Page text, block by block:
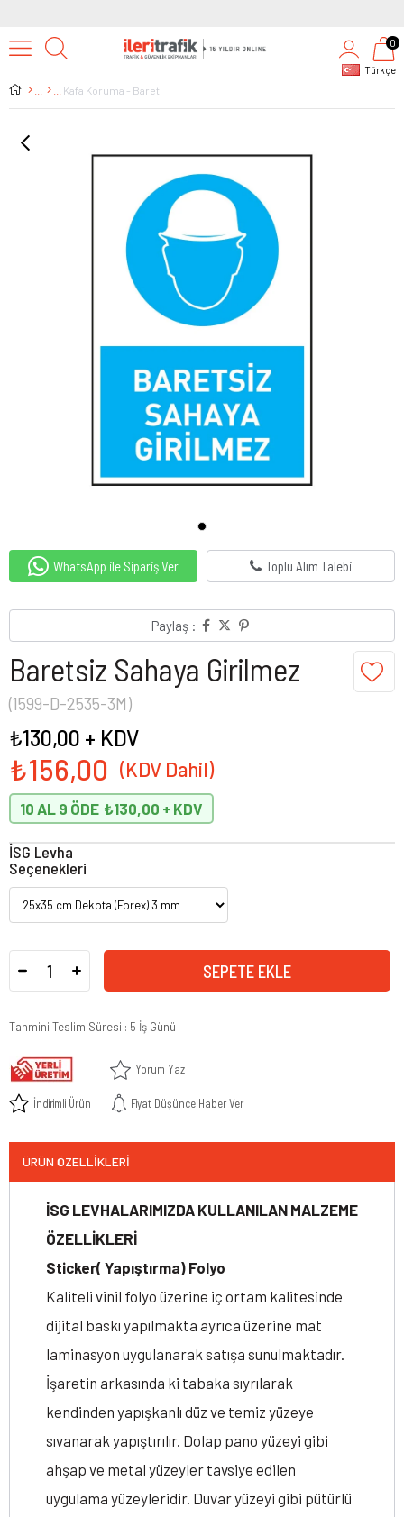
Türkçe
0
Kafa Koruma - Baret
WhatsApp ile Sipariş Ver Toplu Alım Talebi
Paylaş :
Baretsiz Sahaya Girilmez
(1599-D-2535-3M)
₺156,00
₺130,00 + KDV
10 AL 9 ÖDE ₺130,00
İSG Levha
Seçenekleri
Tahmini Teslim Süresi : 5 İş Günü
Yorum Yaz
İndirimli Ürün Fiyat Düşünce Haber Ver
ÜRÜN ÖZELLIKLERI
İSG LEVHALARIMIZDA KULLANILAN MALZEME
ÖZELLİKLERİ
Sticker( Yapıştırma) Folyo
Kaliteli vinil folyo üzerine iç ortam kalitesinde
dijital baskı yapılmakta ayrıca üzerine mat
laminasyon uygulanarak satışa sunulmaktadır.
İşaretin arkasında ki tabaka sıyrılarak
kendinden yapışkanlı düz ve temiz yüzeye
sıvanarak yapıştırılır. Dolap pano yüzeyi gibi
ahşap ve metal yüzeyler tavsiye edilen
uygulama yüzeyleridir. Duvar yüzeyi gibi pütürlü